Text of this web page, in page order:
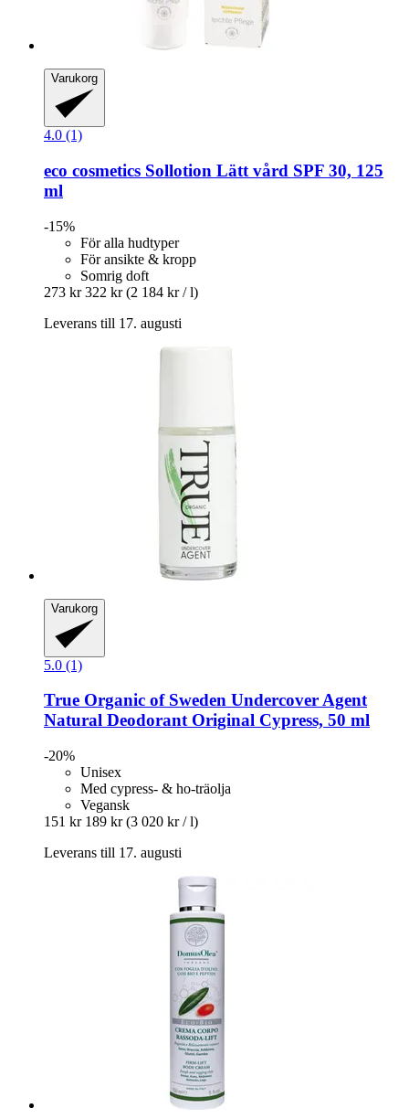
Varukorg
4.0 (1)
eco cosmetics Sollotion Lätt vård SPF 30, 125
ml
-15%
För alla hudtyper
För ansikte & kropp
Somrig doft
273 kr 322 kr (2 184 kr / l)
Leverans till 17. augusti
Varukorg
5.0 (1)
True Organic of Sweden Undercover Agent
Natural Deodorant Original Cypress, 50 ml
-20%
Unisex
Med cypress- & ho-träolja
Vegansk
151 kr 189 kr (3 020 kr / l)
Leverans till 17. augusti